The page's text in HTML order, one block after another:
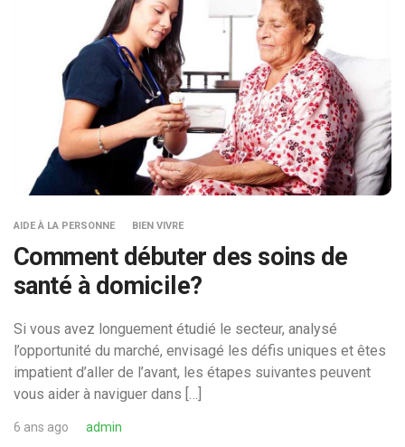
AIDE À LA PERSONNE BIEN VIVRE
Comment débuter des soins de
santé à domicile?
Si vous avez longuement étudié le secteur, analysé
l’opportunité du marché, envisagé les défis uniques et êtes
impatient d’aller de l’avant, les étapes suivantes peuvent
vous aider à naviguer dans […]
6 ans ago admin